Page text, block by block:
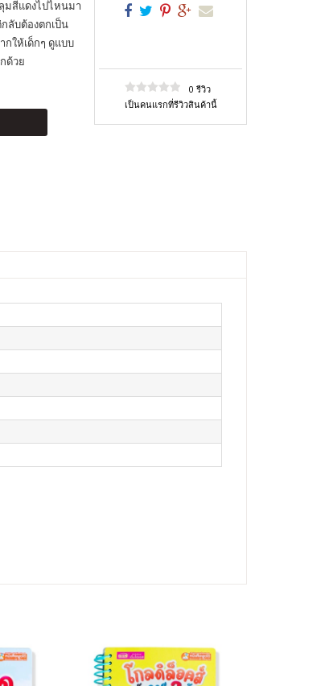
มสีแดงไปไหนมา
ลับต้องตกเป็น
กให้เด็กๆ ดูแบบ
ด้วย
0 รีวิว
เป็นคนแรกที่รีวิวสินค้านี้